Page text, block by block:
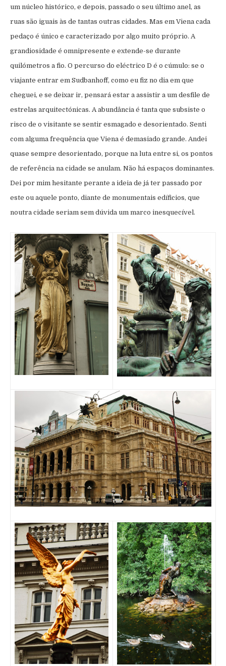
um núcleo histórico, e depois, passado o seu último anel, as
ruas são iguais às de tantas outras cidades. Mas em Viena cada
pedaço é único e caracterizado por algo muito próprio. A
grandiosidade é omnipresente e extende-se durante
quilómetros a fio. O percurso do eléctrico D é o cúmulo: se o
viajante entrar em Sudbanhoff, como eu fiz no dia em que
cheguei, e se deixar ir, pensará estar a assistir a um desfile de
estrelas arquitectónicas. A abundância é tanta que subsiste o
risco de o visitante se sentir esmagado e desorientado. Senti
com alguma frequência que Viena é demasiado grande. Andei
quase sempre desorientado, porque na luta entre si, os pontos
de referência na cidade se anulam. Não há espaços dominantes.
Dei por mim hesitante perante a ideia de já ter passado por
este ou aquele ponto, diante de monumentais edíficios, que
noutra cidade seriam sem dúvida um marco inesquecível.